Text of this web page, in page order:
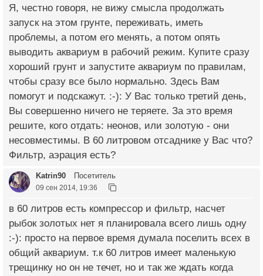
Я, честно говоря, не вижу смысла продолжать
запуск на этом грунте, переживать, иметь
проблемы, а потом его менять, а потом опять
выводить аквариум в рабочий режим. Купите сразу
хороший грунт и запустите аквариум по правилам,
чтобы сразу все было нормально. Здесь Вам
помогут и подскажут. :-): У Вас только третий день,
Вы совершенно ничего не теряете. За это время
решите, кого отдать: неонов, или золотую - они
несовместимы. В 60 литровом отсаднике у Вас что?
Фильтр, аэрация есть?
Katrin90 Посетитель
09 сен 2014, 19:36
в 60 литров есть компрессор и фильтр, насчет
рыбок золотых нет я планировала всего лишь одну
:-): просто на первое время думала поселить всех в
общий аквариум. т.к 60 литров имеет маленькую
трещинку но он не течет, но и так же ждать когда